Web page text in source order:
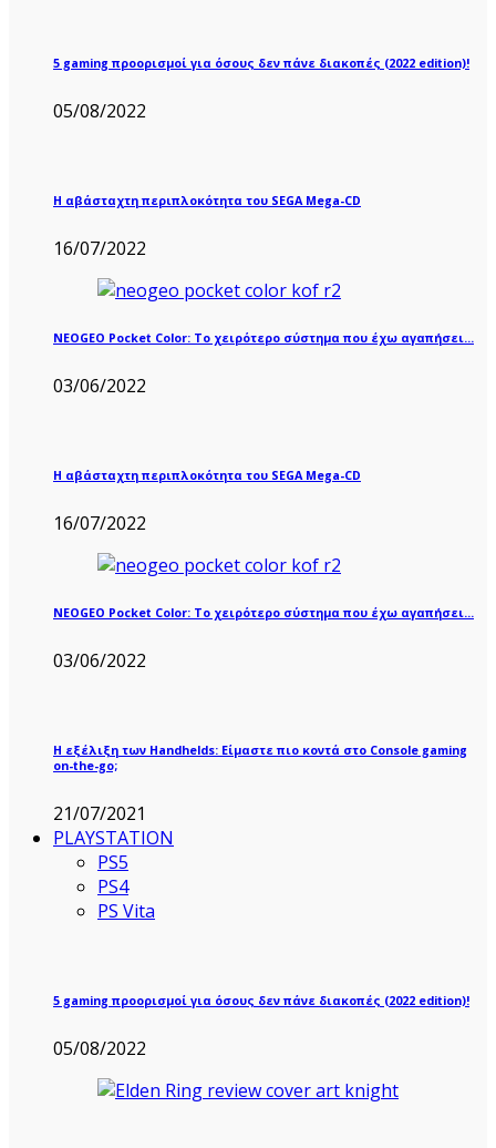
5 gaming προορισμοί για όσους δεν πάνε διακοπές (2022 edition)!
05/08/2022
Η αβάσταχτη περιπλοκότητα του SEGA Mega-CD
16/07/2022
NEOGEO Pocket Color: Το χειρότερο σύστημα που έχω αγαπήσει…
03/06/2022
Η αβάσταχτη περιπλοκότητα του SEGA Mega-CD
16/07/2022
NEOGEO Pocket Color: Το χειρότερο σύστημα που έχω αγαπήσει…
03/06/2022
Η εξέλιξη των Handhelds: Είμαστε πιο κοντά στο Console gaming
on-the-go;
21/07/2021
PLAYSTATION
PS5
PS4
PS Vita
5 gaming προορισμοί για όσους δεν πάνε διακοπές (2022 edition)!
05/08/2022